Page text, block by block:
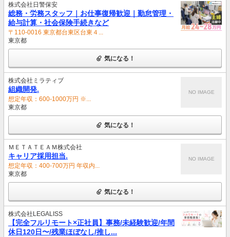
株式会社日警保安
総務・労務スタッフ｜お仕事復帰歓迎｜勤怠管理・
給与計算・社会保険手続きなど
〒110-0016 東京都台東区台東４...
東京都
気になる！
株式会社ミラティブ
組織開発.
想定年収：600-1000万円 ※...
東京都
NO IMAGE
気になる！
ＭＥＴＡＴＥＡＭ株式会社
キャリア採用担当.
想定年収：400-700万円 年収内...
東京都
NO IMAGE
気になる！
株式会社LEGALISS
【完全フルリモート×正社員】事務/未経験歓迎/年間
休日120日〜/残業ほぼなし/推し...